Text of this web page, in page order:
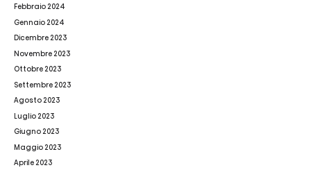
Febbraio 2024
Gennaio 2024
Dicembre 2023
Novembre 2023
Ottobre 2023
Settembre 2023
Agosto 2023
Luglio 2023
Giugno 2023
Maggio 2023
Aprile 2023